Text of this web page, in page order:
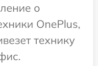
о
OnePlus,
технику